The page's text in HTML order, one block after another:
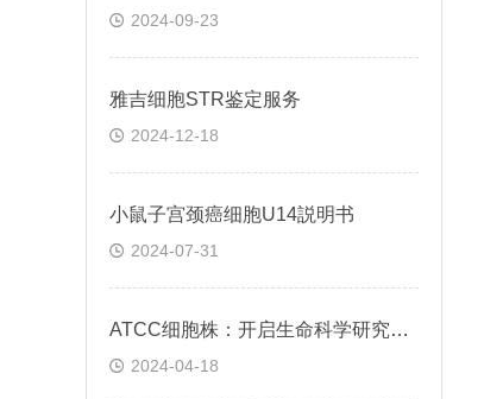
2024-09-23
雅吉细胞STR鉴定服务
2024-12-18
小鼠子宫颈癌细胞U14説明书
2024-07-31
ATCC细胞株：开启生命科学研究的钥匙
2024-04-18